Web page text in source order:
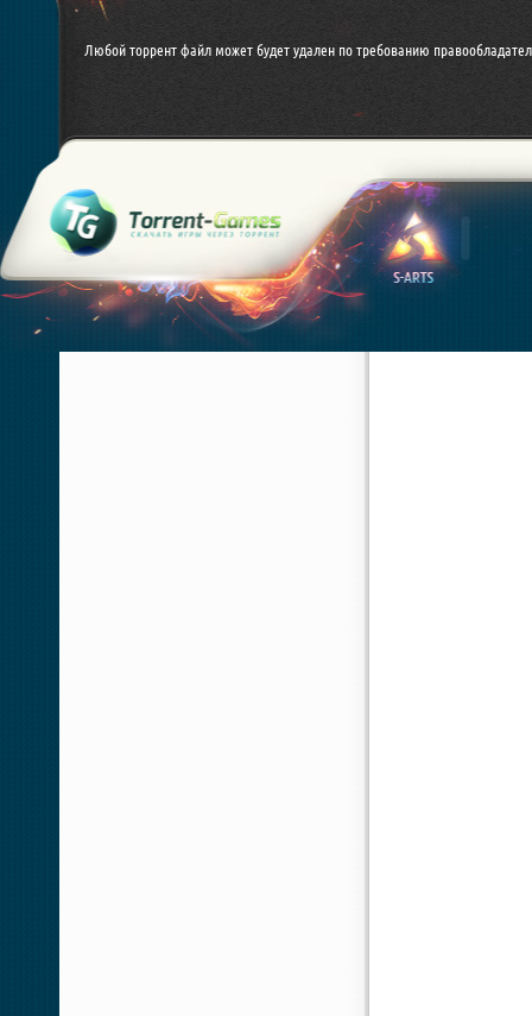
Любой торрент файл может будет удален по требованию